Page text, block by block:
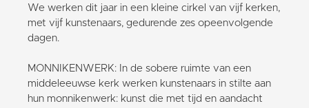
We werken dit jaar in een kleine cirkel van vijf kerken,
met vijf kunstenaars, gedurende zes opeenvolgende
dagen.
MONNIKENWERK: In de sobere ruimte van een
middeleeuwse kerk werken kunstenaars in stilte aan
hun monnikenwerk: kunst die met tijd en aandacht